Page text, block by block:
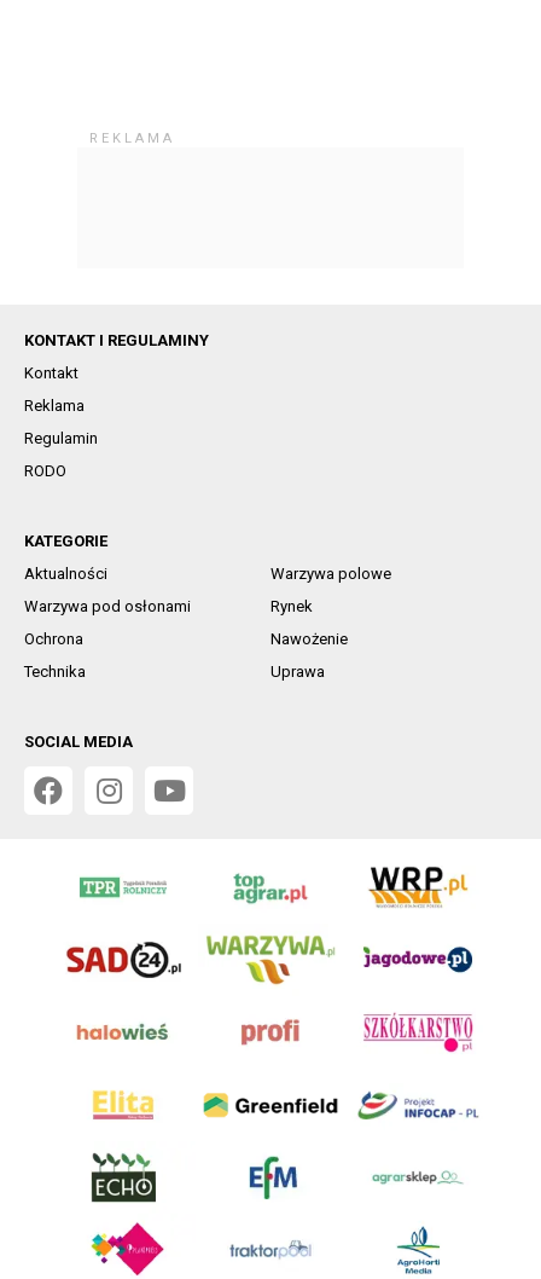
KONTAKT I REGULAMINY
Kontakt
Reklama
Regulamin
RODO
KATEGORIE
Aktualności
Warzywa polowe
Warzywa pod osłonami
Rynek
Ochrona
Nawożenie
Technika
Uprawa
SOCIAL MEDIA